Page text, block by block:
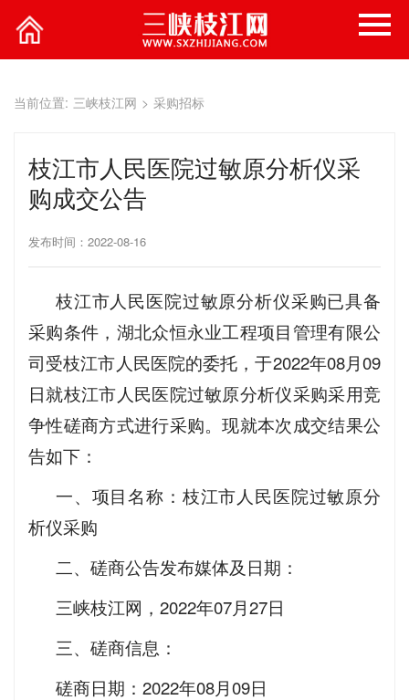
当前位置: 三峡枝江网 > 采购招标
枝江市人民医院过敏原分析仪采
购成交公告
发布时间：2022-08-16
枝江市人民医院过敏原分析仪采购已具备
采购条件，湖北众恒永业工程项目管理有限公
司受枝江市人民医院的委托，于2022年08月09
日就枝江市人民医院过敏原分析仪采购采用竞
争性磋商方式进行采购。现就本次成交结果公
告如下：
一、项目名称：枝江市人民医院过敏原分
析仪采购
二、磋商公告发布媒体及日期：
三峡枝江网，2022年07月27日
三、磋商信息：
磋商日期：2022年08月09日